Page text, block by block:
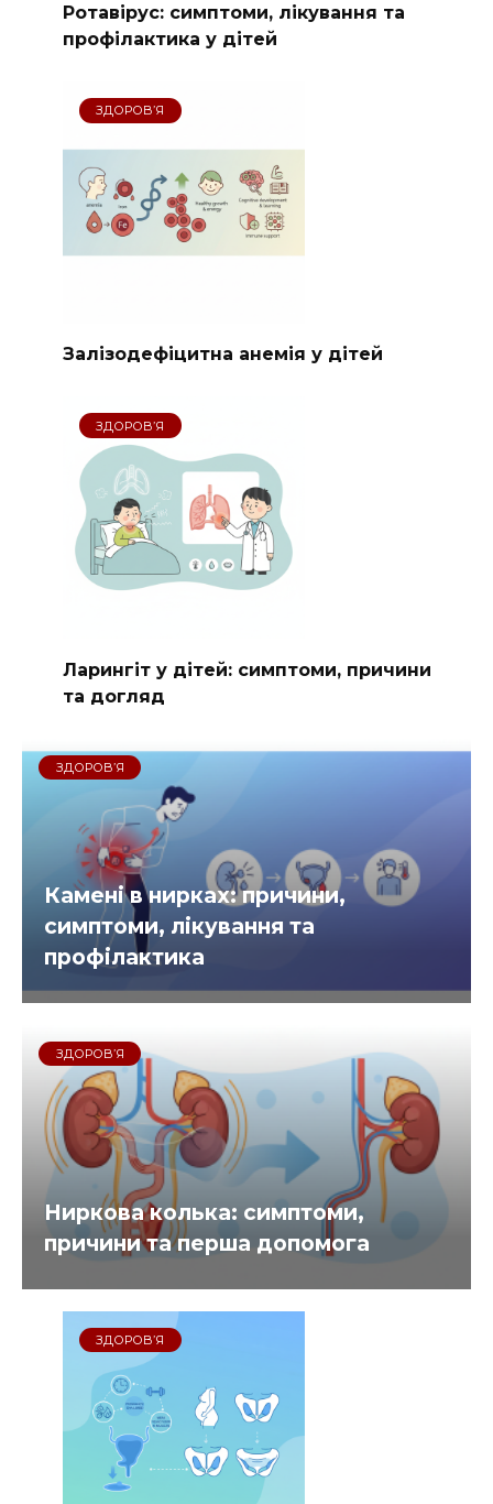
Ротавірус: симптоми, лікування та
профілактика у дітей
ЗДОРОВ’Я
Залізодефіцитна анемія у дітей
ЗДОРОВ’Я
Ларингіт у дітей: симптоми, причини
та догляд
ЗДОРОВ’Я
Камені в нирках: причини,
симптоми, лікування та
профілактика
ЗДОРОВ’Я
Ниркова колька: симптоми,
причини та перша допомога
ЗДОРОВ’Я